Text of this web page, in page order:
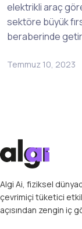
elektrikli araç
sektöre büyük
beraberinde
Temmuz 10, 2023
Algi Ai, fiziksel
çevrimiçi tüketici
açısından zengin iç